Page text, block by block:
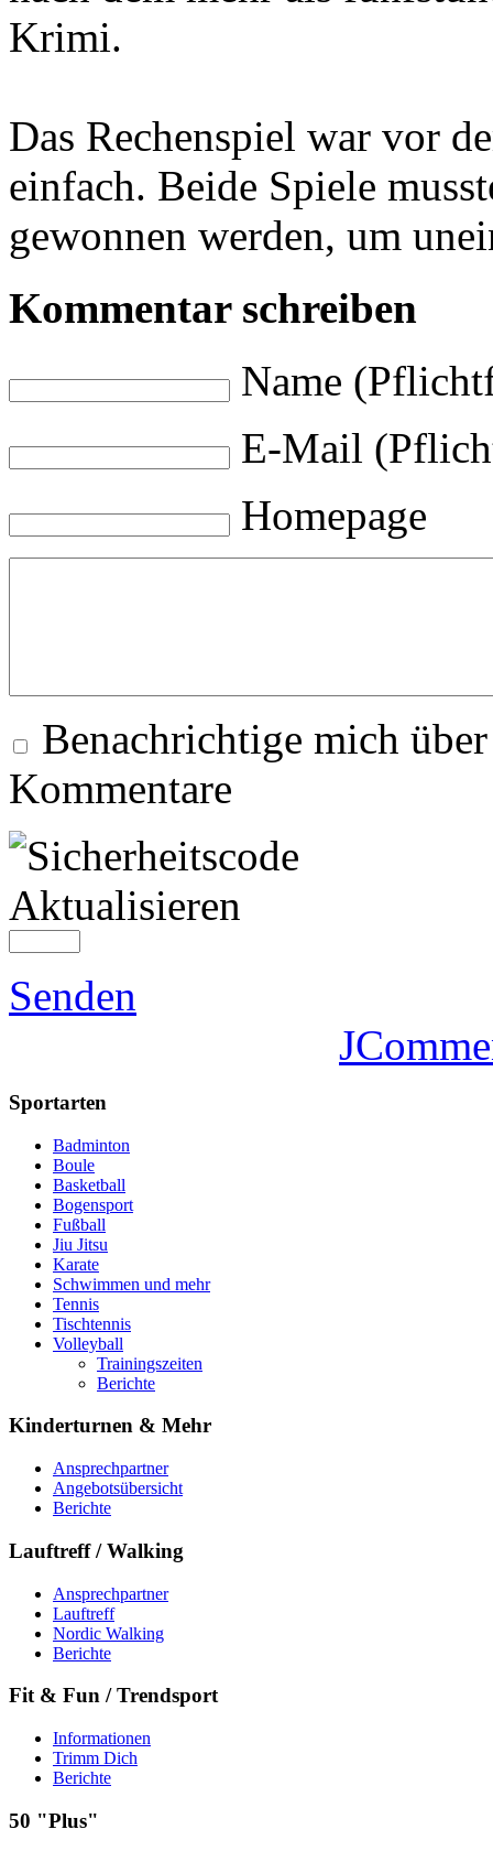
Krimi.
Das Rechenspiel war vor
einfach. Beide Spiele
gewonnen werden, um
Kommentar schreiben
Name
E-Mail
Homepage
Benachrichtige mich
Kommentare
Aktualisieren
Senden
Sportarten
Badminton
Boule
Basketball
Bogensport
Fußball
Jiu Jitsu
Karate
Schwimmen und mehr
Tennis
Tischtennis
Volleyball
Trainingszeiten
Berichte
Kinderturnen & Mehr
Ansprechpartner
Angebotsübersicht
Berichte
Lauftreff / Walking
Ansprechpartner
Lauftreff
Nordic Walking
Berichte
Fit & Fun / Trendsport
Informationen
Trimm Dich
Berichte
50 "Plus"